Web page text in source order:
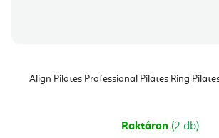
Align Pilates Professional Pilates Ring
Raktáron (2 db)